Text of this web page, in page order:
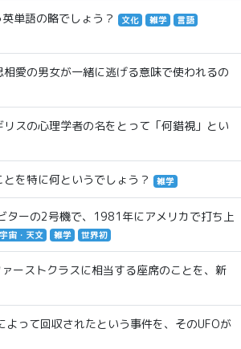
単語の略でしょう？ 文化 雑学
言語
愛の男女が一緒に逃げる意味で使われるの
スの心理学者の名をとって「何錯視」とい
を特に何というでしょう？ 雑学
ターの2号機で、1981年にアメリカで打ち上
宇宙・天文 雑学 世界初
ーストクラスに相当する座席のことを、新
って回収されたという事件を、そのUFOが